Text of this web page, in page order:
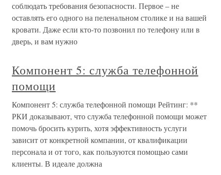
соблюдать требования безопасности. Первое – не
оставлять его одного на пеленальном столике и на вашей
кровати. Даже если кто-то позвонил по телефону или в
дверь, и вам нужно
Компонент 5: служба телефонной
помощи
Компонент 5: служба телефонной помощи Рейтинг: **
РКИ доказывают, что служба телефонной помощи может
помочь бросить курить, хотя эффективность услуги
зависит от конкретной компании, от квалификации
персонала и от того, как пользуются помощью сами
клиенты. В идеале должна